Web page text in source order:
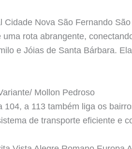
Cidade Nova São Fernando
uma rota abrangente,
e Jóias de Santa Bárbara.
Mollon Pedroso
104, a 113 também liga os
de transporte eficiente e